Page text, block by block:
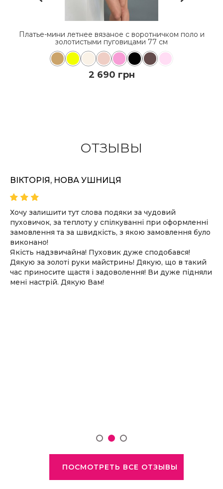
Платье-мини летнее вязаное с воротничком поло и
золотистыми пуговицами 77 см
2 690 грн
ОТЗЫВЫ
ВІКТОРІЯ, НОВА УШНИЦЯ
Хочу залишити тут слова подяки за чудовий
пуховичок, за теплоту у спілкуванні при оформленні
замовлення та за швидкість, з якою замовлення було
виконано!
Якість надзвичайна! Пуховик дуже сподобався!
Дякую за золоті руки майстринь! Дякую, що в такий
час приносите щастя і задоволення! Ви дуже підняли
мені настрій. Дякую Вам!
ПОСМОТРЕТЬ ВСЕ ОТЗЫВЫ